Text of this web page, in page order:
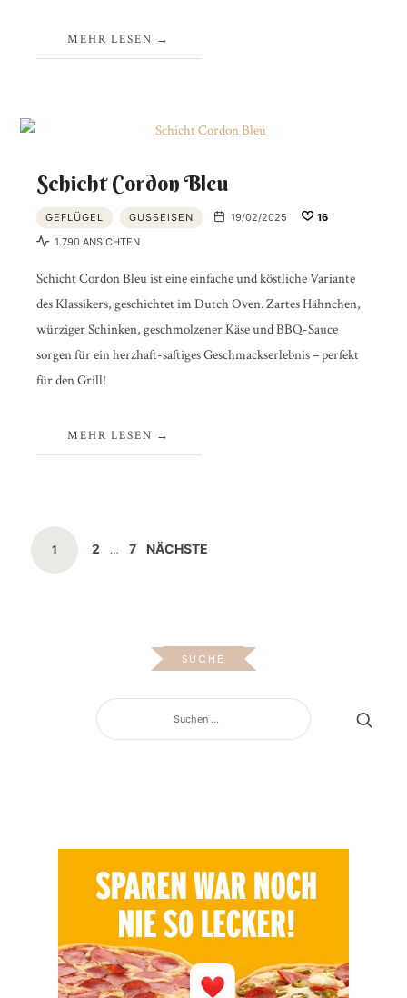
MEHR LESEN
Schicht Cordon Bleu
GEFLÜGEL GUSSEISEN 19/02/2025
16
1.790 ANSICHTEN
Schicht Cordon Bleu ist eine einfache und köstliche Variante
des Klassikers, geschichtet im Dutch Oven. Zartes Hähnchen,
würziger Schinken, geschmolzener Käse und BBQ-Sauce
sorgen für ein herzhaft-saftiges Geschmackserlebnis – perfekt
für den Grill!
MEHR LESEN
Beitragsnavigation
SEITE
1 SEITE
2 … SEITE
7 NÄCHSTE
SUCHE
NACH: